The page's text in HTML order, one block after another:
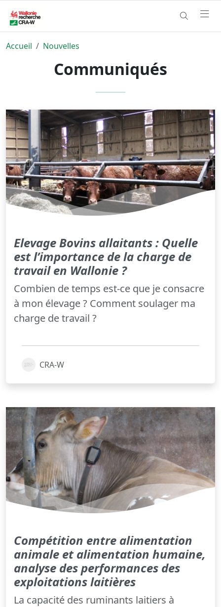
Accueil Nouvelles
Communiqués
Elevage Bovins allaitants : Quelle
est l’importance de la charge de
travail en Wallonie ?
Combien de temps est-ce que je consacre
à mon élevage ? Comment soulager ma
charge de travail ?
CRA-W
Compétition entre alimentation
animale et alimentation humaine,
analyse des performances des
exploitations laitières
La capacité des ruminants laitiers à